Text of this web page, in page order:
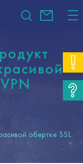
обертке SSL